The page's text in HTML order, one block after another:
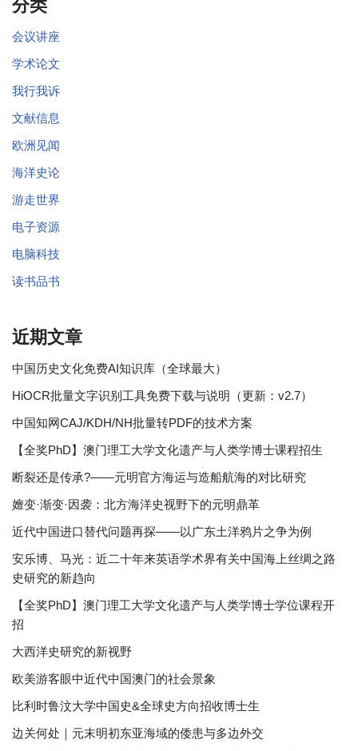
分类
会议讲座
学术论文
我行我诉
文献信息
欧洲见闻
海洋史论
游走世界
电子资源
电脑科技
读书品书
近期文章
中国历史文化免费AI知识库（全球最大）
HiOCR批量文字识别工具免费下载与说明（更新：v2.7）
中国知网CAJ/KDH/NH批量转PDF的技术方案
【全奖PhD】澳门理工大学文化遗产与人类学博士课程招生
断裂还是传承?——元明官方海运与造船航海的对比研究
嬗变·渐变·因袭：北方海洋史视野下的元明鼎革
近代中国进口替代问题再探——以广东土洋鸦片之争为例
安乐博、马光：近二十年来英语学术界有关中国海上丝绸之路
史研究的新趋向
【全奖PhD】澳门理工大学文化遗产与人类学博士学位课程开
招
大西洋史研究的新视野
欧美游客眼中近代中国澳门的社会景象
比利时鲁汶大学中国史&全球史方向招收博士生
边关何处｜元末明初东亚海域的倭患与多边外交